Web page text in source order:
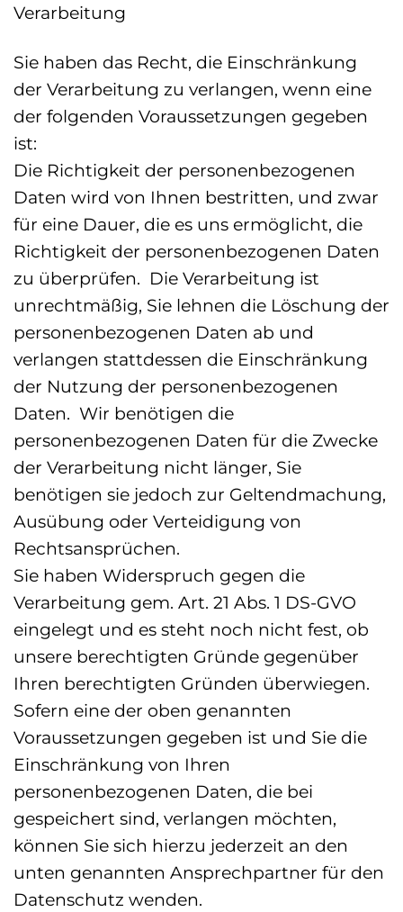
Verarbeitung
Sie haben das Recht, die Einschränkung
der Verarbeitung zu verlangen, wenn eine
der folgenden Voraussetzungen gegeben
ist:
Die Richtigkeit der personenbezogenen
Daten wird von Ihnen bestritten, und zwar
für eine Dauer, die es uns ermöglicht, die
Richtigkeit der personenbezogenen Daten
zu überprüfen. Die Verarbeitung ist
unrechtmäßig, Sie lehnen die Löschung der
personenbezogenen Daten ab und
verlangen stattdessen die Einschränkung
der Nutzung der personenbezogenen
Daten. Wir benötigen die
personenbezogenen Daten für die Zwecke
der Verarbeitung nicht länger, Sie
benötigen sie jedoch zur Geltendmachung,
Ausübung oder Verteidigung von
Rechtsansprüchen.
Sie haben Widerspruch gegen die
Verarbeitung gem. Art. 21 Abs. 1 DS-GVO
eingelegt und es steht noch nicht fest, ob
unsere berechtigten Gründe gegenüber
Ihren berechtigten Gründen überwiegen.
Sofern eine der oben genannten
Voraussetzungen gegeben ist und Sie die
Einschränkung von Ihren
personenbezogenen Daten, die bei
gespeichert sind, verlangen möchten,
können Sie sich hierzu jederzeit an den
unten genannten Ansprechpartner für den
Datenschutz wenden.